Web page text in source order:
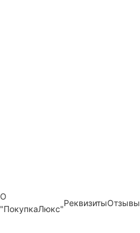
О
"ПокупкаЛюкс"
РеквизитыОтзывы